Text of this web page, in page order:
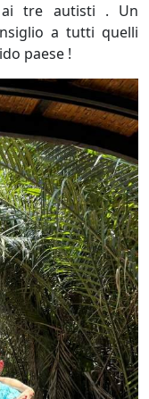
ai tre autisti . Un
a tutti quelli
paese !